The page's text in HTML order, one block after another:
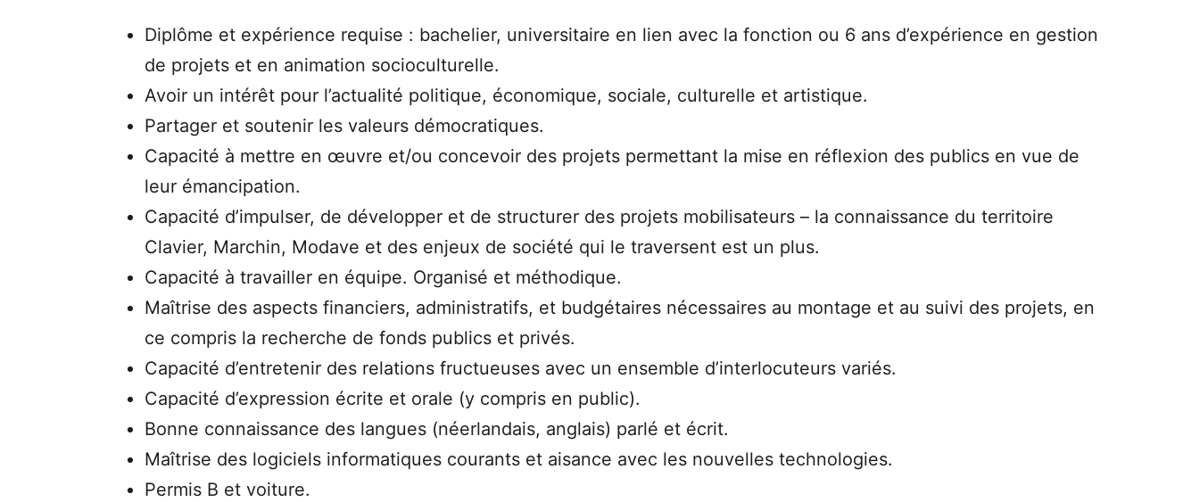
Diplôme et expérience requise : bachelier, universitaire en lien avec la fonction ou 6 ans d’expérience en gestion
de projets et en animation socioculturelle.
Avoir un intérêt pour l’actualité politique, économique, sociale, culturelle et artistique.
Partager et soutenir les valeurs démocratiques.
Capacité à mettre en œuvre et/ou concevoir des projets permettant la mise en réflexion des publics en vue de
leur émancipation.
Capacité d’impulser, de développer et de structurer des projets mobilisateurs – la connaissance du territoire
Clavier, Marchin, Modave et des enjeux de société qui le traversent est un plus.
Capacité à travailler en équipe. Organisé et méthodique.
Maîtrise des aspects financiers, administratifs, et budgétaires nécessaires au montage et au suivi des projets, en
ce compris la recherche de fonds publics et privés.
Capacité d’entretenir des relations fructueuses avec un ensemble d’interlocuteurs variés.
Capacité d’expression écrite et orale (y compris en public).
Bonne connaissance des langues (néerlandais, anglais) parlé et écrit.
Maîtrise des logiciels informatiques courants et aisance avec les nouvelles technologies.
Permis B et voiture.